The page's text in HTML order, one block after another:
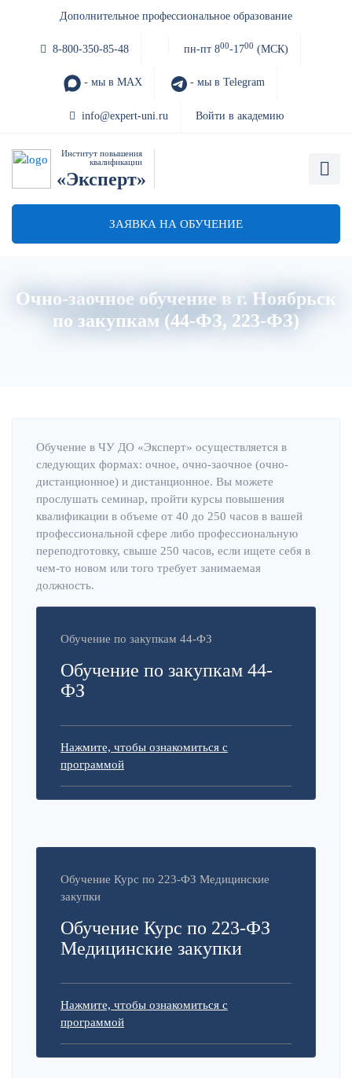
Дополнительное профессиональное образование
8-800-350-85-48 пн-пт 800-1700 (МСК)
- мы в MAX - мы в Telegram
info@expert-uni.ru Войти в академию
Институт повышения
квалификации
«Эксперт»
ЗАЯВКА НА ОБУЧЕНИЕ
Очно-заочное обучение в г. Ноябрьск
по закупкам (44-ФЗ, 223-ФЗ)
Обучение в ЧУ ДО «Эксперт» осуществляется в
следующих формах: очное, очно-заочное (очно-
дистанционное) и дистанционное. Вы можете
прослушать семинар, пройти курсы повышения
квалификации в объеме от 40 до 250 часов в вашей
профессиональной сфере либо профессиональную
переподготовку, свыше 250 часов, если ищете себя в
чем-то новом или того требует занимаемая
должность.
Обучение по закупкам 44-ФЗ
Обучение по закупкам 44-
ФЗ
Нажмите, чтобы ознакомиться с
программой
Обучение Курс по 223-ФЗ Медицинские
закупки
Обучение Курс по 223-ФЗ
Медицинские закупки
Нажмите, чтобы ознакомиться с
программой